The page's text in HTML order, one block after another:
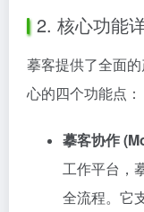
2. 核心功能
摹客提供了全面
心的四个功能点：
摹客协作
工作平台，
全流程。它